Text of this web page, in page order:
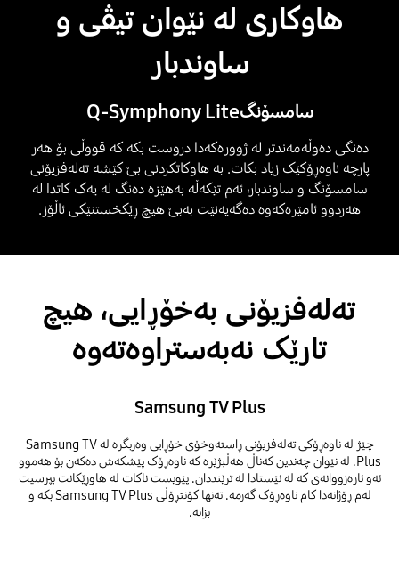
هاوکاری لە نێوان تیڤی و
ساوندبار
سامسۆنگQ-Symphony Lite
دەنگی دەوڵەمەندتر لە ژوورەکەدا دروست بکە کە قووڵی بۆ هەر
پارچە ناوەڕۆکێک زیاد بکات. بە هاوکاتکردنی بێ کێشە تەلەفزیۆنی
سامسۆنگ و ساوندبار، ئەم تێکەڵە بەهێزە دەنگ لە یەک کاتدا لە
هەردوو ئامێرەکەوە دەگەیەنێت بەبێ هیچ ڕێکخستنێکی ئاڵۆز.
تەلەفزیۆنی بەخۆڕایی، هیچ
تارێک نەبەستراوەتەوە
Samsung TV Plus
چێژ لە ناوەڕۆکی تەلەفزیۆنی ڕاستەوخۆی خۆڕایی وەربگرە لە Samsung TV
Plus. لە نێوان چەندین کەناڵ هەڵبژێرە کە ناوەڕۆک پێشکەش دەکەن بۆ هەموو
ئەو ئارەزووانەی کە لە ئێستادا لە ترێنددان. پێویست ناکات لە هاوڕێکانت بپرسیت
لەم ڕۆژانەدا کام ناوەڕۆک گەرمە. تەنها کۆنتڕۆڵی Samsung TV Plus بکە و
بزانە.